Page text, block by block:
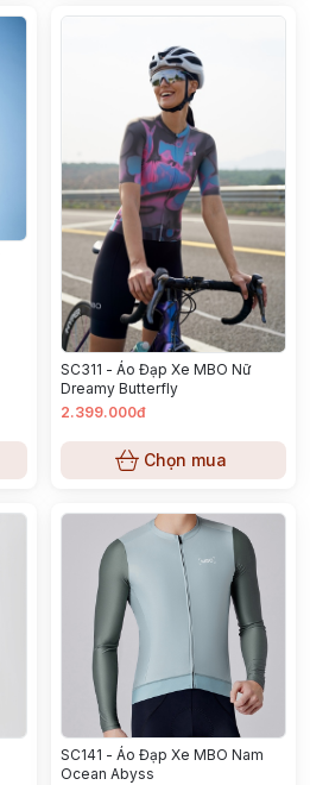
SC311 - Áo Đạp Xe MBO Nữ
Dreamy Butterfly
2.399.000đ
Chọn mua
SC141 - Áo Đạp Xe MBO Nam
Ocean Abyss